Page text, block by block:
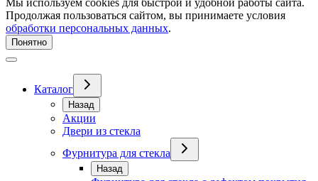
Мы используем cookies для быстрой и удобной работы сайта.
Продолжая пользоваться сайтом, вы принимаете условия
обработки персональных данных.
Понятно
Каталог
Назад
Акции
Двери из стекла
Фурнитура для стекла
Назад